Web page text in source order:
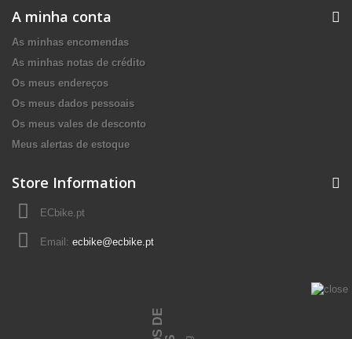
A minha conta
As minhas encomendas
As minhas notas de crédito
Os meus endereços
Os meus dados pessoais
Os meus vales de desconto
Meus alertas de estoque
Store Information
ECbike.pt
Email: ecbike@ecbike.pt